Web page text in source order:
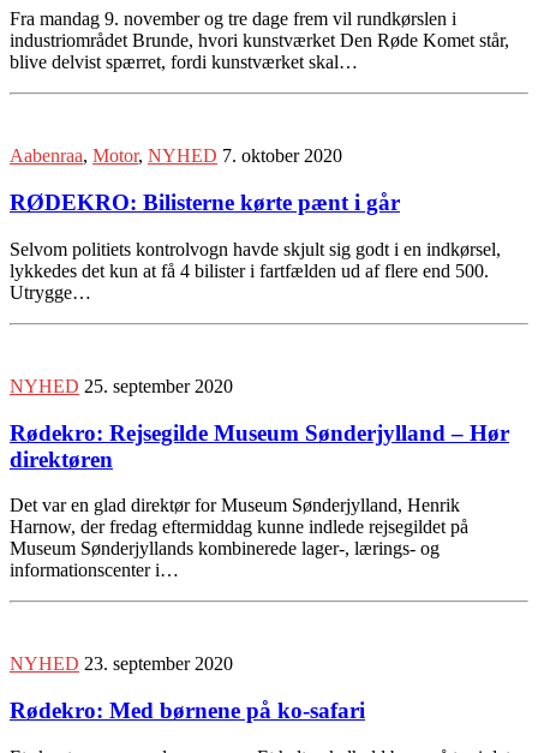
Fra mandag 9. november og tre dage frem vil rundkørslen i
industriområdet Brunde, hvori kunstværket Den Røde Komet står,
blive delvist spærret, fordi kunstværket skal…
Aabenraa, Motor, NYHED 7. oktober 2020
RØDEKRO: Bilisterne kørte pænt i går
Selvom politiets kontrolvogn havde skjult sig godt i en indkørsel,
lykkedes det kun at få 4 bilister i fartfælden ud af flere end 500.
Utrygge…
NYHED 25. september 2020
Rødekro: Rejsegilde Museum Sønderjylland – Hør
direktøren
Det var en glad direktør for Museum Sønderjylland, Henrik
Harnow, der fredag eftermiddag kunne indlede rejsegildet på
Museum Sønderjyllands kombinerede lager-, lærings- og
informationscenter i…
NYHED 23. september 2020
Rødekro: Med børnene på ko-safari